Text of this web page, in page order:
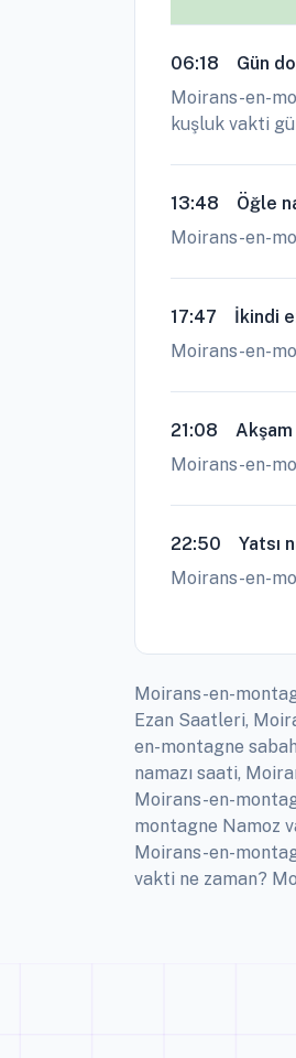
06:18
Gün
Moirans-en-
kuşluk vakti
13:48
Öğle
Moirans-en-
17:47
İkindi
Moirans-en-
21:08
Akşam
Moirans-en-
22:50
Yatsı
Moirans-en-
Moirans-en-
Ezan Saatleri,
en-montagne
namazı saati,
Moirans-en-
montagne Namoz
Moirans-en-
vakti ne zaman?